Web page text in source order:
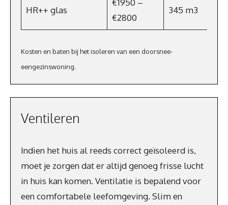
HR++ glas
€1950 –
€2800
345 m3
Kosten en baten bij het isoleren van een doorsnee-
eengezinswoning.
Ventileren
Indien het huis al reeds correct geïsoleerd is,
moet je zorgen dat er altijd genoeg frisse lucht
in huis kan komen. Ventilatie is bepalend voor
een comfortabele leefomgeving. Slim en